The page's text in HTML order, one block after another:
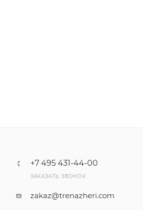
+7 495 431-44-00
ЗАКАЗАТЬ ЗВОНОК
zakaz@trenazheri.com